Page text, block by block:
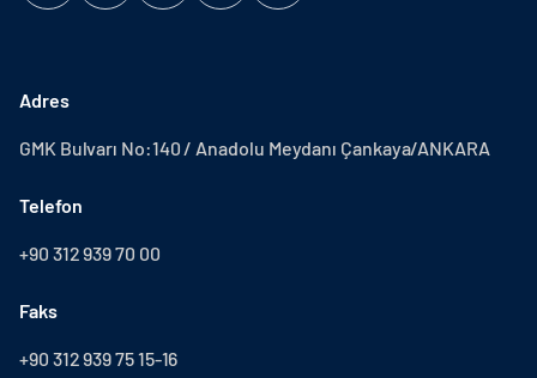
Adres
GMK Bulvarı No:140 / Anadolu Meydanı Çankaya/ANKARA
Telefon
+90 312 939 70 00
Faks
+90 312 939 75 15-16